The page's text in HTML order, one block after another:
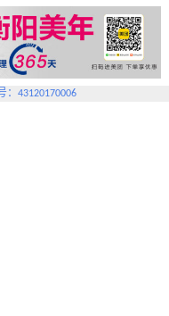
：43120170006